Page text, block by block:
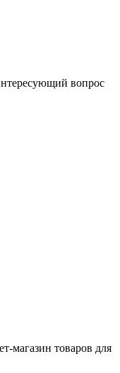
вопрос
магазин товаров для